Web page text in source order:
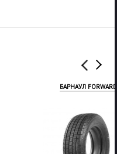
БАРНАУЛ FORWARD-170